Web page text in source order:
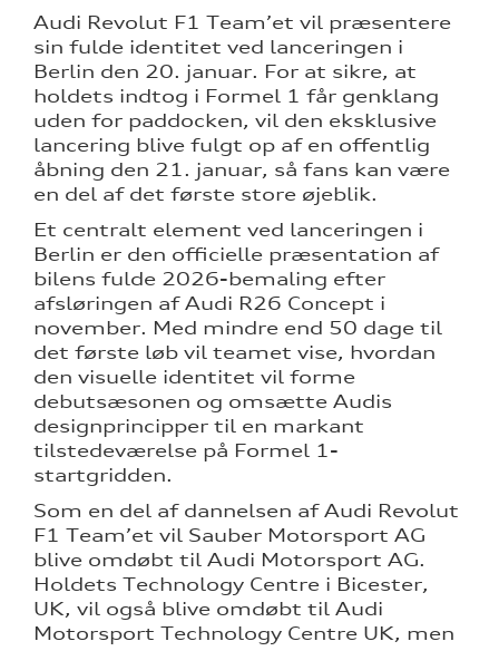
Audi Revolut F1 Team’et vil præsentere
sin fulde identitet ved lanceringen i
Berlin den 20. januar. For at sikre, at
holdets indtog i Formel 1 får genklang
uden for paddocken, vil den eksklusive
lancering blive fulgt op af en offentlig
åbning den 21. januar, så fans kan være
en del af det første store øjeblik.
Et centralt element ved lanceringen i
Berlin er den officielle præsentation af
bilens fulde 2026-bemaling efter
afsløringen af Audi R26 Concept i
november. Med mindre end 50 dage til
det første løb vil teamet vise, hvordan
den visuelle identitet vil forme
debutsæsonen og omsætte Audis
designprincipper til en markant
tilstedeværelse på Formel 1-
startgridden.
Som en del af dannelsen af Audi Revolut
F1 Team’et vil Sauber Motorsport AG
blive omdøbt til Audi Motorsport AG.
Holdets Technology Centre i Bicester,
UK, vil også blive omdøbt til Audi
Motorsport Technology Centre UK, men